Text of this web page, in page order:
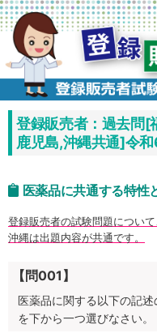
コ
ン
テ
ツ
へ
ス
キ
ッ
登録販売者：過去問[
鹿児島,沖縄共通]令
医薬品に共通する特性
登録販売者の試験問題につい
沖縄は出題内容が共通です。
【問001】
医薬品に関する以下の記
を下から一つ選びなさい。